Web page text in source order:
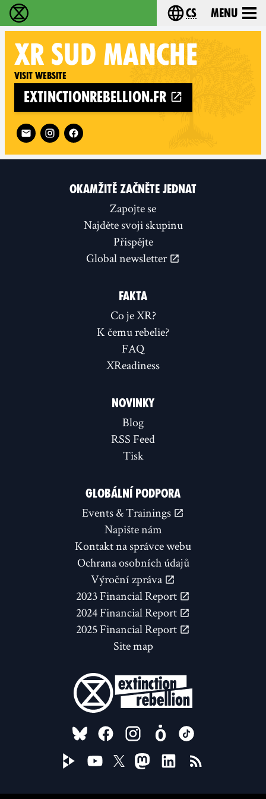
Rebelie proti vyhynutí - Home Choose your
cs Menu
XR SUD MANCHE
Visit website
extinctionrebellion.fr
Follow XR Sud Manche on
OKAMŽITĚ ZAČNĚTE JEDNAT
Zapojte se
Najděte svoji skupinu
Přispějte
Global newsletter
FAKTA
Co je XR?
K čemu rebelie?
FAQ
XReadiness
NOVINKY
Blog
RSS Feed
Tisk
GLOBÁLNÍ PODPORA
Events & Trainings
Napište nám
Kontakt na správce webu
Ochrana osobních údajů
Výroční zpráva
2023 Financial Report
2024 Financial Report
2025 Financial Report
Site map
FOLLOW US ON